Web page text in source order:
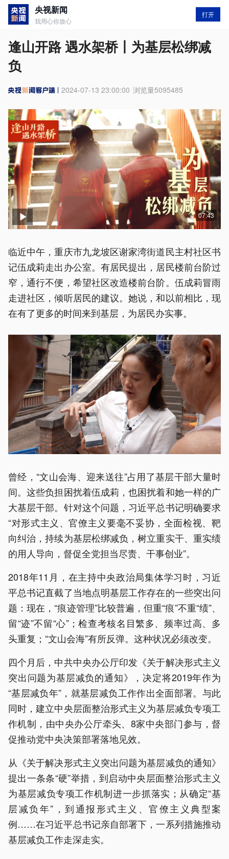
央视新闻
我用心你放心
打开
逢山开路 遇水架桥丨为基层松绑减
负
2024-07-13 23:00:00 浏览量5095485
07:43
临近中午，重庆市九龙坡区谢家湾街道民主村社区书
记伍成莉走出办公室。有居民提出，居民楼前台阶过
窄，通行不便，希望社区改造楼前台阶。伍成莉冒雨
走进社区，倾听居民的建议。她说，和以前相比，现
在有了更多的时间来到基层，为居民办实事。
曾经，“文山会海、迎来送往”占用了基层干部大量时
间。这些负担困扰着伍成莉，也困扰着和她一样的广
大基层干部。针对这个问题，习近平总书记明确要求
“对形式主义、官僚主义要毫不妥协，全面检视、靶
向纠治，持续为基层松绑减负，树立重实干、重实绩
的用人导向，督促全党担当尽责、干事创业”。
2018年11月，在主持中央政治局集体学习时，习近
平总书记直截了当地点明基层工作存在的一些突出问
题：现在，“痕迹管理”比较普遍，但重“痕”不重“绩”、
留“迹”不留“心”；检查考核名目繁多、频率过高、多
头重复；“文山会海”有所反弹。这种状况必须改变。
四个月后，中共中央办公厅印发《关于解决形式主义
突出问题为基层减负的通知》，决定将2019年作为
“基层减负年”，就基层减负工作作出全面部署。与此
同时，建立中央层面整治形式主义为基层减负专项工
作机制，由中央办公厅牵头、8家中央部门参与，督
促推动党中央决策部署落地见效。
从《关于解决形式主义突出问题为基层减负的通知》
提出一条条“硬”举措，到启动中央层面整治形式主义
为基层减负专项工作机制进一步抓落实；从确定“基
层减负年”，到通报形式主义、官僚主义典型案
例……在习近平总书记亲自部署下，一系列措施推动
基层减负工作走深走实。